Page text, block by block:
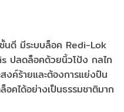
ดี มีระบบล็อค Redi-Lok
ปลดล็อคด้วยนิ้วโป้ง กลไก
งค์ร้ายและต้องการแย่งปืน
คได้อย่างเป็นธรรมชาติมาก